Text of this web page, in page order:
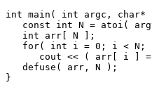
int main( int argc,
const int N = atoi(
   int arr[ N ];
for( int i = 0; i < N;
cout << ( arr[ i ]
   defuse( arr, N );
}